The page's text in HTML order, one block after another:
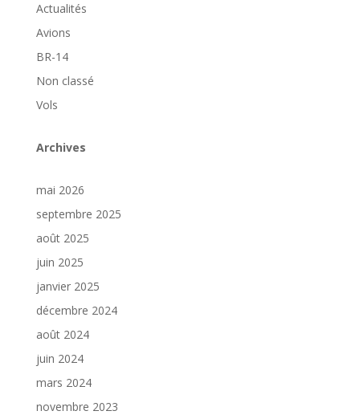
Actualités
Avions
BR-14
Non classé
Vols
Archives
mai 2026
septembre 2025
août 2025
juin 2025
janvier 2025
décembre 2024
août 2024
juin 2024
mars 2024
novembre 2023